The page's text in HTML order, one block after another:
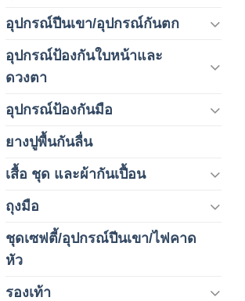
อุปกรณ์ปีนเขา/อุปกรณ์กันตก
อุปกรณ์ป้องกันใบหน้าและ
ดวงตา
อุปกรณ์ป้องกันมือ
ยางปูพื้นกันลื่น
เสื้อ ชุด และผ้ากันเปื้อน
ถุงมือ
ชุดเซฟตี้/อุปกรณ์ปีนเขา/ไฟคาด
หัว
รองเท้า